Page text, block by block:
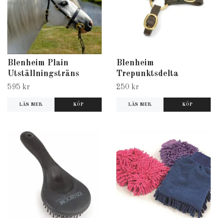
Blenheim Plain
Utställningsträns
595 kr
LÄS MER KÖP
Blenheim
Trepunktsdelta
250 kr
LÄS MER KÖP